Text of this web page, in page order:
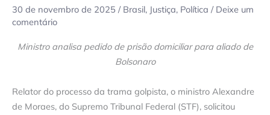
30 de novembro de 2025 / Brasil, Justiça, Política / Deixe um
comentário
Ministro analisa pedido de prisão domiciliar para aliado de
Bolsonaro
Relator do processo da trama golpista, o ministro Alexandre
de Moraes, do Supremo Tribunal Federal (STF), solicitou